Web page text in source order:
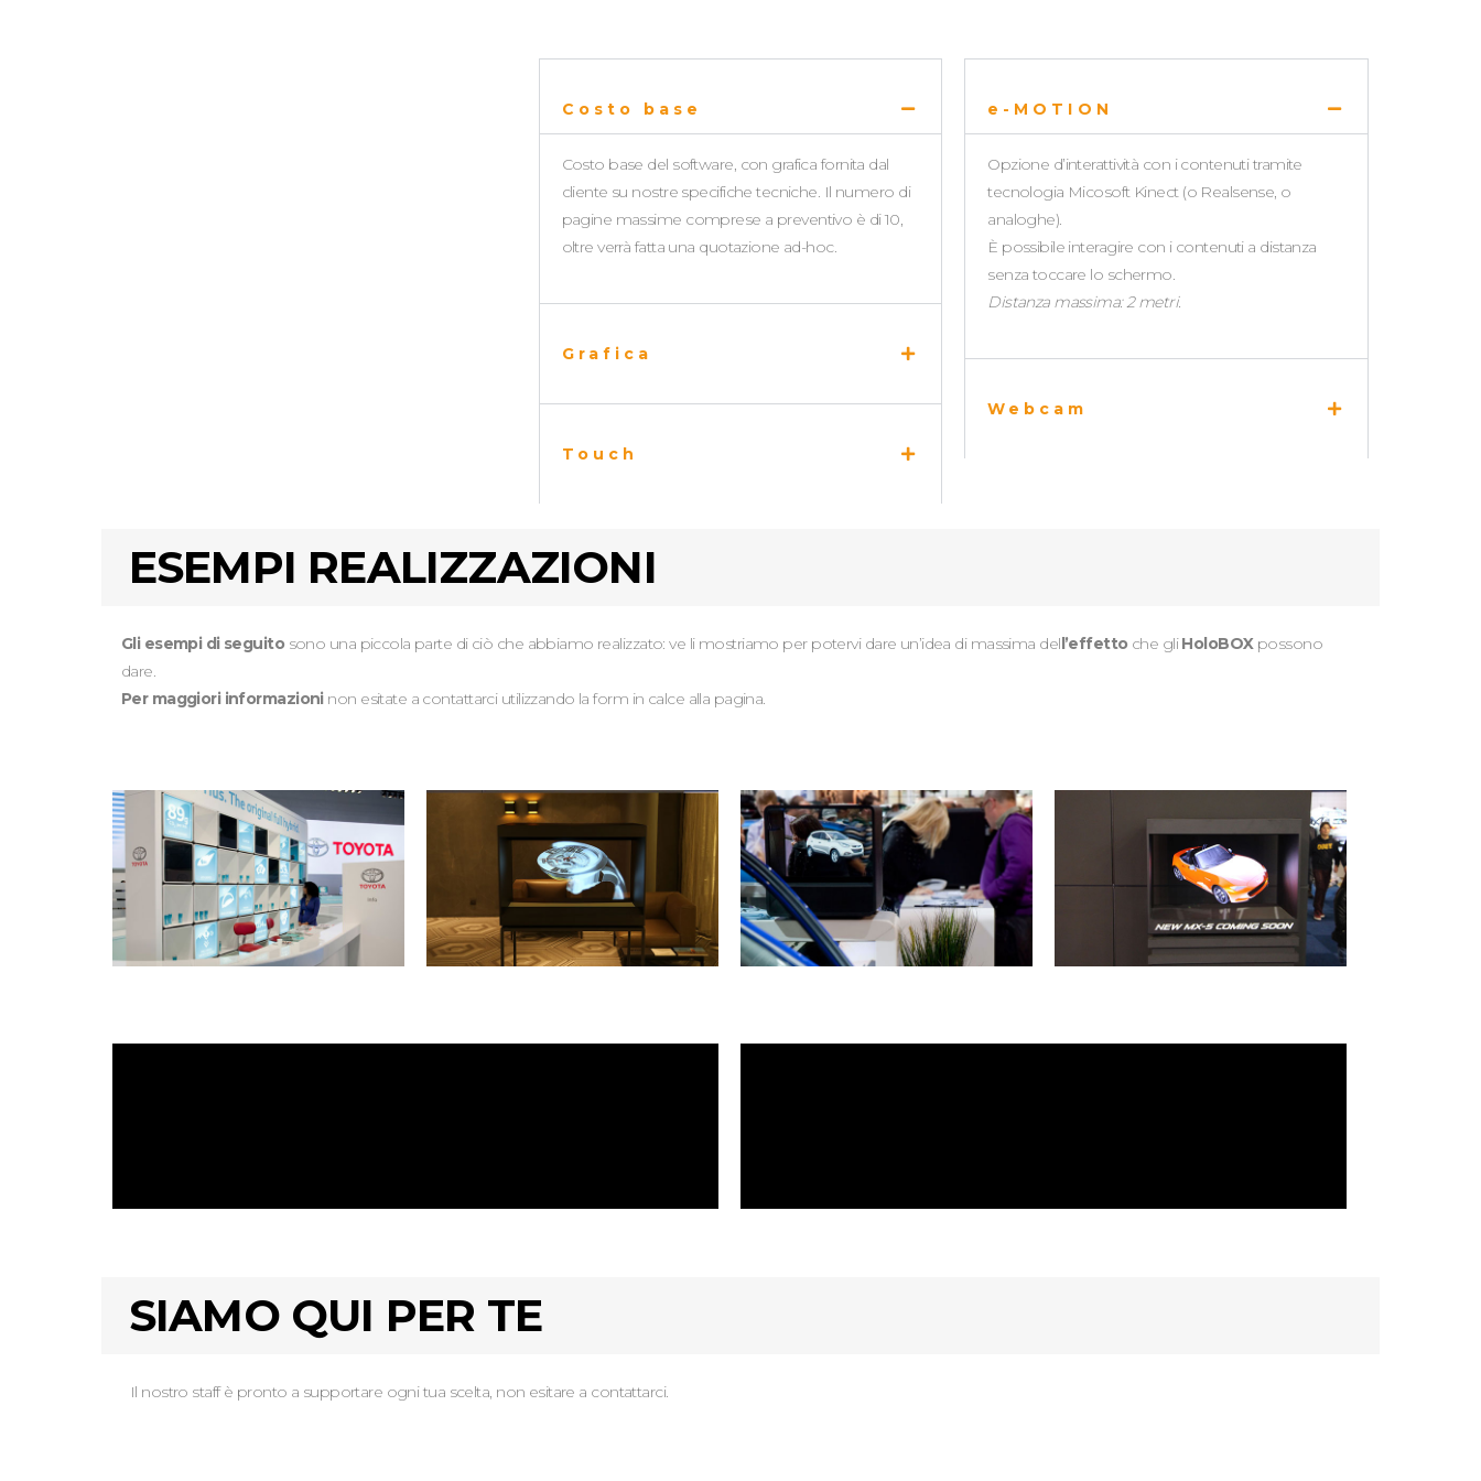
Costo base
Costo base del software, con grafica fornita dal
cliente su nostre specifiche tecniche. Il numero di
pagine massime comprese a preventivo è di 10,
oltre verrà fatta una quotazione ad-hoc.
Grafica
Touch
e-MOTION
Opzione d’interattività con i contenuti tramite
tecnologia Micosoft Kinect (o Realsense, o
analoghe).
È possibile interagire con i contenuti a distanza
senza toccare lo schermo.
Distanza massima: 2 metri.
Webcam
ESEMPI REALIZZAZIONI
Gli esempi di seguito sono una piccola parte di ciò che abbiamo realizzato: ve li mostriamo per potervi dare un’idea di massima dell’effetto che gliHoloBOXpossono
dare.
Per maggiori informazioninon esitate a contattarci utilizzando la form in calce alla pagina.
SIAMO QUI PER TE
Il nostro staff è pronto a supportare ogni tua scelta, non esitare a contattarci.